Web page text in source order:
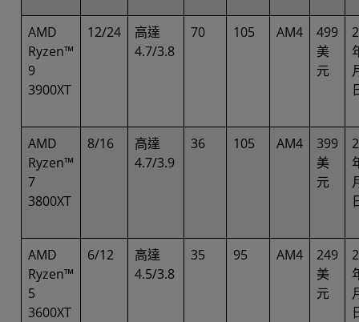
AMD
Ryzen™
9
3900XT
12/24
高達
4.7/3.8
70 105 AM4
499
美
元
AMD
Ryzen™
7
3800XT
8/16
高達
4.7/3.9
36 105 AM4
399
美
元
AMD
Ryzen™
5
3600XT
6/12
高達
4.5/3.8
35 95 AM4
249
美
元